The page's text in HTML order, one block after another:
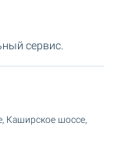
сервис.
Каширское шоссе,